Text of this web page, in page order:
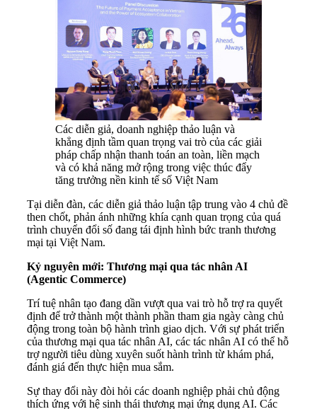
Các diễn giả, doanh nghiệp thảo luận và
khẳng định tầm quan trọng vai trò của các giải
pháp chấp nhận thanh toán an toàn, liền mạch
và có khả năng mở rộng trong việc thúc đẩy
tăng trưởng nền kinh tế số Việt Nam
Tại diễn đàn, các diễn giả thảo luận tập trung vào 4 chủ đề
then chốt, phản ánh những khía cạnh quan trọng của quá
trình chuyển đổi số đang tái định hình bức tranh thương
mại tại Việt Nam.
Kỷ nguyên mới: Thương mại qua tác nhân AI
(Agentic Commerce)
Trí tuệ nhân tạo đang dần vượt qua vai trò hỗ trợ ra quyết
định để trở thành một thành phần tham gia ngày càng chủ
động trong toàn bộ hành trình giao dịch. Với sự phát triển
của thương mại qua tác nhân AI, các tác nhân AI có thể hỗ
trợ người tiêu dùng xuyên suốt hành trình từ khám phá,
đánh giá đến thực hiện mua sắm.
Sự thay đổi này đòi hỏi các doanh nghiệp phải chủ động
thích ứng với hệ sinh thái thương mại ứng dụng AI. Các